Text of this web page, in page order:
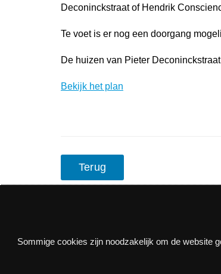
Deconinckstraat of Hendrik
Te voet is er nog een doorgang
De huizen van Pieter
Bekijk het plan
Terug
Nieuwsbrief
Via e-mail op de hoogte blijven van
Sommige cookies zijn noodzakelijk om de website